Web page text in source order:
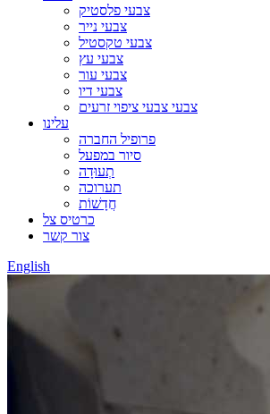
צבעי פלסטיק
צבעי נייר
צבעי טקסטיל
צבעי עץ
צבעי עור
צבעי דיו
צבעי צבעי ציפוי זרעים
עלינו
פרופיל החברה
סיור במפעל
תְעוּדָה
תערוכה
חֲדָשׁוֹת
כרטיס צל
צור קשר
English